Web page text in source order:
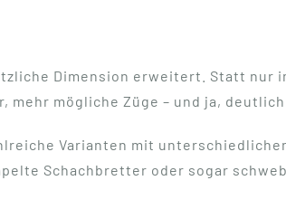
Dimension erweitert. Statt nur
mehr mögliche Züge – und ja,
Varianten mit
Schachbretter oder sogar